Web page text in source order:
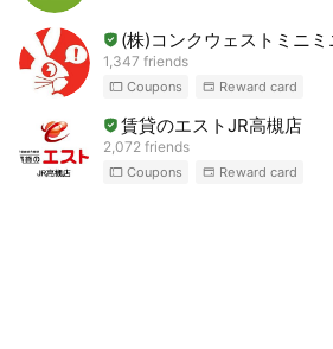
(株)コンクウェストミニミ
1,347 friends
Coupons Reward card
賃貸のエストJR高槻店
2,072 friends
Coupons Reward card